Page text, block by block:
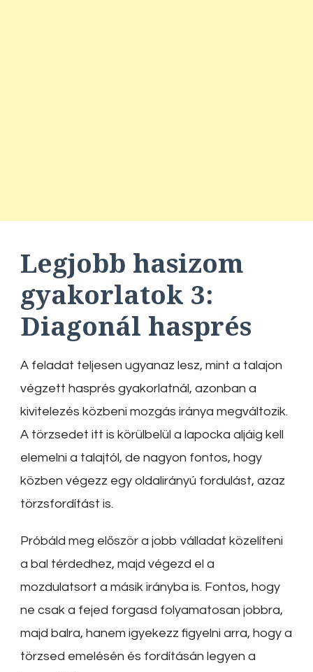
Legjobb hasizom
gyakorlatok 3:
Diagonál hasprés
A feladat teljesen ugyanaz lesz, mint a talajon
végzett hasprés gyakorlatnál, azonban a
kivitelezés közbeni mozgás iránya megváltozik.
A törzsedet itt is körülbelül a lapocka aljáig kell
elemelni a talajtól, de nagyon fontos, hogy
közben végezz egy oldalirányú fordulást, azaz
törzsfordítást is.
Próbáld meg először a jobb válladat közelíteni
a bal térdedhez, majd végezd el a
mozdulatsort a másik irányba is. Fontos, hogy
ne csak a fejed forgasd folyamatosan jobbra,
majd balra, hanem igyekezz figyelni arra, hogy a
törzsed emelésén és fordításán legyen a